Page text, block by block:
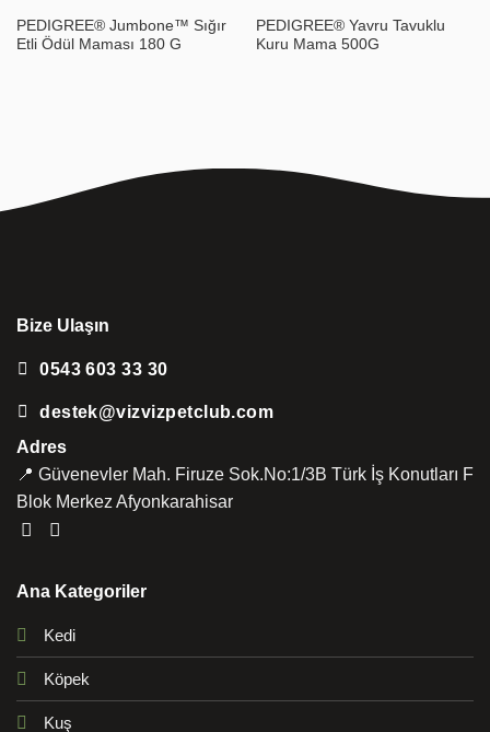
PEDIGREE® Jumbone™ Sığır
Etli Ödül Maması 180 G
PEDIGREE® Yavru Tavuklu
Kuru Mama 500G
Bize Ulaşın
0543 603 33 30
destek@vizvizpetclub.com
Adres
📍 Güvenevler Mah. Firuze Sok.No:1/3B Türk İş Konutları F
Blok Merkez Afyonkarahisar
Ana Kategoriler
Kedi
Köpek
Kuş